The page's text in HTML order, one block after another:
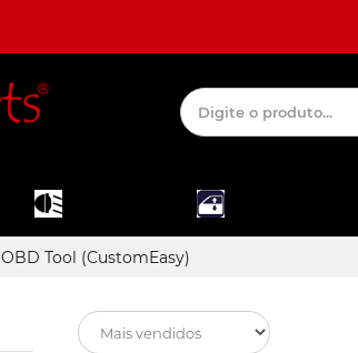
OBD Tool (CustomEasy)